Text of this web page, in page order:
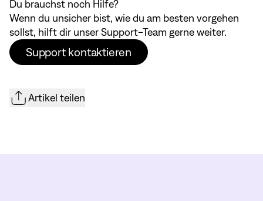
Du brauchst noch Hilfe?
Wenn du unsicher bist, wie du am besten vorgehen
sollst, hilft dir unser Support-Team gerne weiter.
Support kontaktieren
Artikel teilen